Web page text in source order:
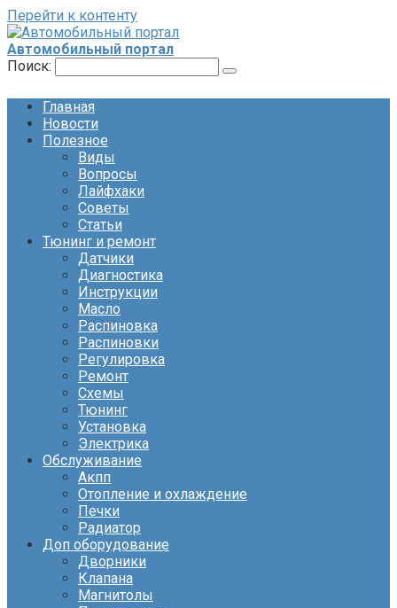
Перейти к контенту
Автомобильный портал
Поиск:
Главная
Новости
Полезное
Виды
Вопросы
Лайфхаки
Советы
Статьи
Тюнинг и ремонт
Датчики
Диагностика
Инструкции
Масло
Распиновка
Распиновки
Регулировка
Ремонт
Схемы
Тюнинг
Установка
Электрика
Обслуживание
Акпп
Отопление и охлаждение
Печки
Радиатор
Доп оборудование
Дворники
Клапана
Магнитолы